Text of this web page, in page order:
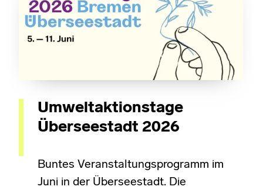
Umweltaktionstage
Überseestadt 2026
Buntes Veranstaltungsprogramm im
Juni in der Überseestadt. Die